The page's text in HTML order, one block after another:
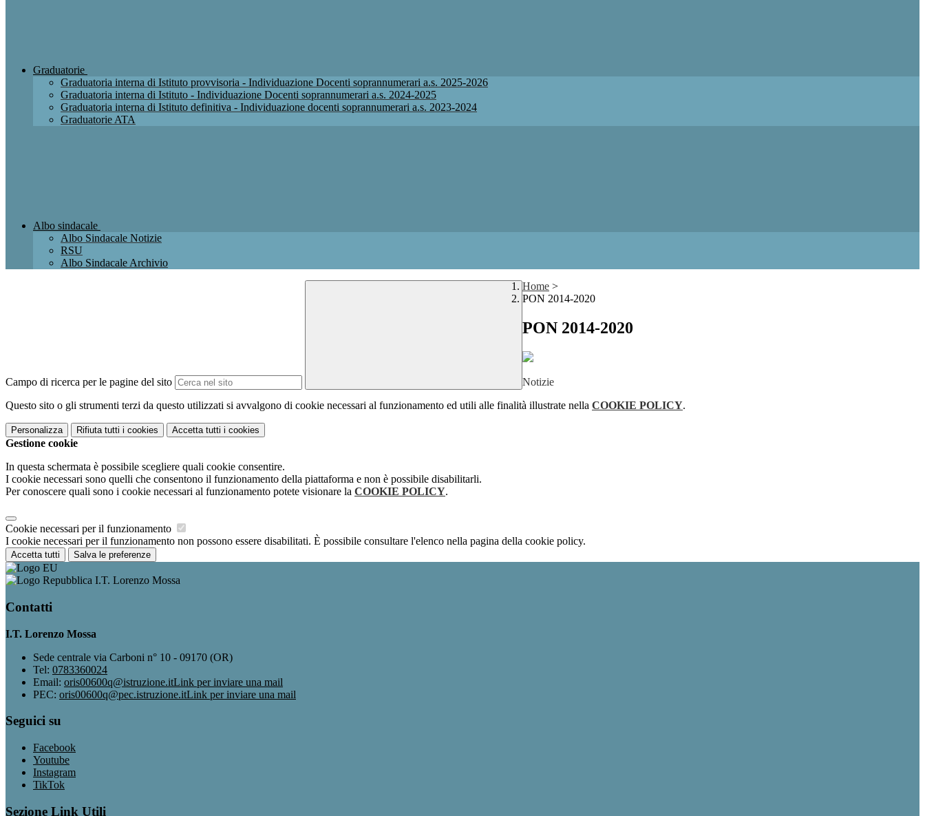
Graduatorie
Graduatoria interna di Istituto provvisoria - Individuazione Docenti soprannumerari a.s. 2025-2026
Graduatoria interna di Istituto - Individuazione Docenti soprannumerari a.s. 2024-2025
Graduatoria interna di Istituto definitiva - Individuazione docenti soprannumerari a.s. 2023-2024
Graduatorie ATA
Albo sindacale
Albo Sindacale Notizie
RSU
Albo Sindacale Archivio
Campo di ricerca per le pagine del sito
Home >
PON 2014-2020
PON 2014-2020
Notizie
Questo sito o gli strumenti terzi da questo utilizzati si avvalgono di cookie necessari al funzionamento ed utili alle finalità illustrate nella COOKIE POLICY.
Personalizza Rifiuta tutti i cookies Accetta tutti i cookies
Gestione cookie
In questa schermata è possibile scegliere quali cookie consentire.
I cookie necessari sono quelli che consentono il funzionamento della piattaforma e non è possibile disabilitarli.
Per conoscere quali sono i cookie necessari al funzionamento potete visionare la COOKIE POLICY.
Cookie necessari per il funzionamento
I cookie necessari per il funzionamento non possono essere disabilitati. È possibile consultare l'elenco nella pagina della cookie policy.
Accetta tutti Salva le preferenze
I.T. Lorenzo Mossa
Contatti
I.T. Lorenzo Mossa
Sede centrale via Carboni n° 10 - 09170 (OR)
Tel: 0783360024
Email: oris00600q@istruzione.itLink per inviare una mail
PEC: oris00600q@pec.istruzione.itLink per inviare una mail
Seguici su
Facebook
Youtube
Instagram
TikTok
Sezione Link Utili